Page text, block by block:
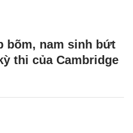
bõm, nam sinh bứt
thi của Cambridge